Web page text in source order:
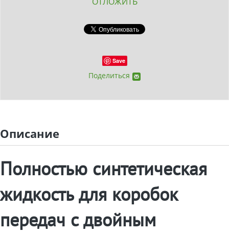
Save
Поделиться
Описание
Полностью синтетическая
жидкость для коробок
передач c двойным